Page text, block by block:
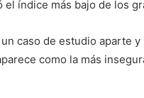
el índice más bajo de los
caso de estudio aparte
como la más